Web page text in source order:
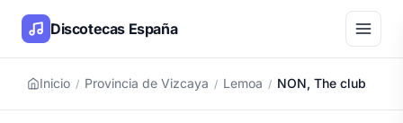
Discotecas España
Inicio / Provincia de Vizcaya / Lemoa / NON, The club